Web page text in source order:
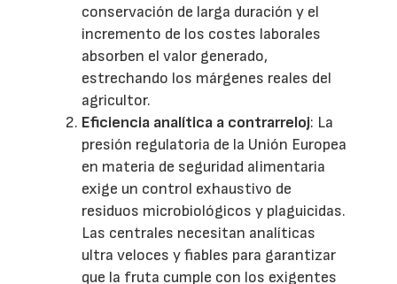
conservación de larga duración y el
incremento de los costes laborales
absorben el valor generado,
estrechando los márgenes reales del
agricultor.
Eficiencia analítica a contrarreloj: La
presión regulatoria de la Unión Europea
en materia de seguridad alimentaria
exige un control exhaustivo de
residuos microbiológicos y plaguicidas.
Las centrales necesitan analíticas
ultra veloces y fiables para garantizar
que la fruta cumple con los exigentes